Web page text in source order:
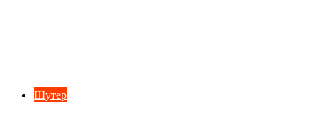
Шутер